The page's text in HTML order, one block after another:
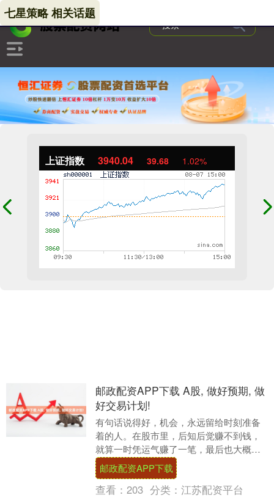
上证指数 3940.04 39.68 1.02%
七星策略 相关话题
邮政配资APP下载 A股, 做好预期, 做
好交易计划!
有句话说得好，机会，永远留给时刻准备
着的人。在股市里，后知后觉赚不到钱，
就算一时凭运气赚了一笔，最后也大概率
会凭实力亏回去。所以，在股市里摸爬滚
打，一定要做好预....
邮政配资APP下载
查看： 203 分类： 江苏配资平台